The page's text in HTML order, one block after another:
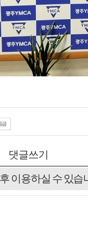
댓글쓰기
이용하실 수 있